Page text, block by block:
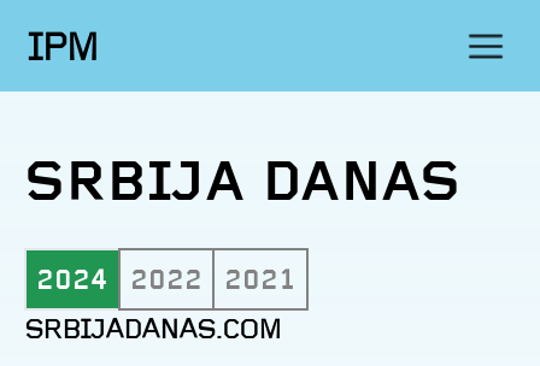
IPM
SRBIJA DANAS
2024 2022 2021
SRBIJADANAS.COM